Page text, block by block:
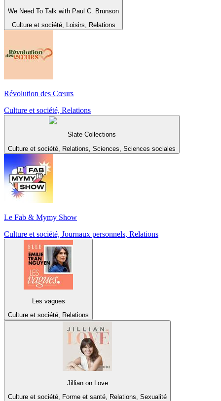
We Need To Talk with Paul C. Brunson
Culture et société, Loisirs, Relations
Révolution des Cœurs
Culture et société, Relations
Slate Collections
Culture et société, Relations, Sciences, Sciences sociales
Le Fab & Mymy Show
Culture et société, Journaux personnels, Relations
Les vagues
Culture et société, Relations
Jillian on Love
Culture et société, Forme et santé, Relations, Sexualité